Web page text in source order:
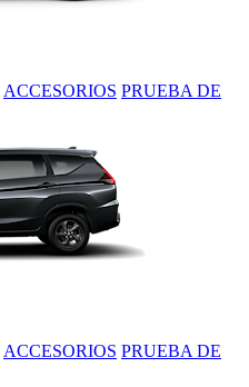
ACCESORIOS PRUEBA DE
ACCESORIOS PRUEBA DE